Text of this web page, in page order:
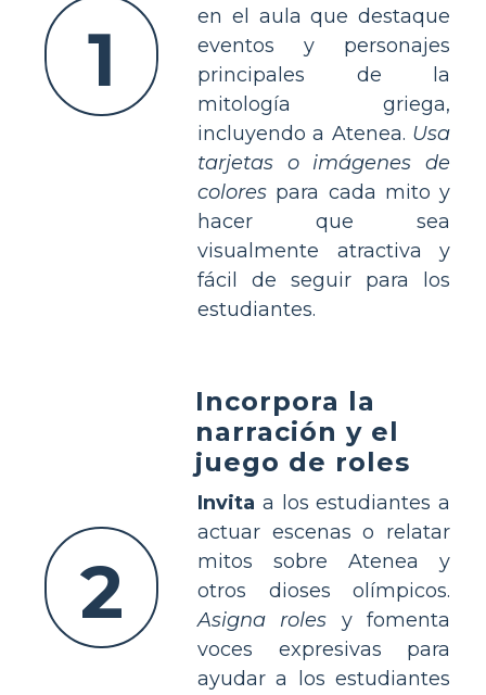
1
en el aula que destaque
eventos y personajes
principales de la
mitología griega,
incluyendo a Atenea. Usa
tarjetas o imágenes de
colores para cada mito y
hacer que sea
visualmente atractiva y
fácil de seguir para los
estudiantes.
2
Incorpora la
narración y el
juego de roles
Invita a los estudiantes a
actuar escenas o relatar
mitos sobre Atenea y
otros dioses olímpicos.
Asigna roles y fomenta
voces expresivas para
ayudar a los estudiantes